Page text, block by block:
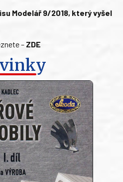
Modelář 9/2018, který vyšel
– ZDE